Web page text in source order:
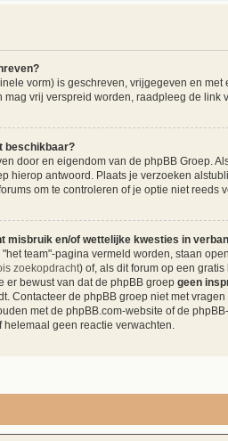
vorm) is geschreven, vrijgegeven en
mag vrij verspreid worden, raadpleeg de link
beschikbaar?
door en eigendom van de phpBB Groep.
hierop antwoord. Plaats je verzoeken
om te controleren of je optie niet
misbruik en/of wettelijke kwesties in
team"-pagina vermeld worden, staan
zoekopdracht) of, als dit forum op een
er bewust van dat de phpBB groep geen
Contacteer de phpBB groep niet met
met de phpBB.com-website of de
helemaal geen reactie verwachten.